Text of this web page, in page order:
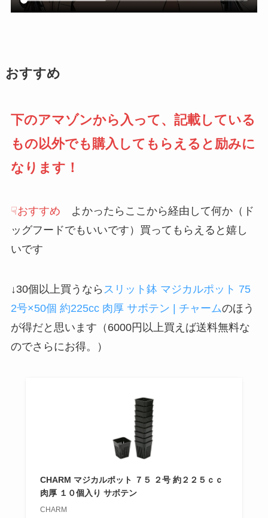
おすすめ
下のアマゾンから入って、記載している
もの以外でも購入してもらえると励みに
なります！
☟おすすめ よかったらここから経由して何か（ド
ッグフードでもいいです）買ってもらえると嬉し
いです
↓30個以上買うなら スリット鉢 マジカルポット 75
2号×50個 約225cc 肉厚 サボテン | チャームのほう
が得だと思います（6000円以上買えば送料無料な
のでさらにお得。）
CHARM マジカルポット ７５ ２号 約２２５ｃｃ
肉厚 １０個入り サボテン
CHARM